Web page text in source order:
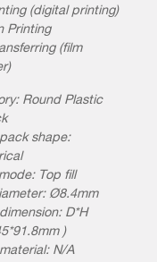
(digital printing)
Printing
(film
Round Plastic
shape:
Top fill
Ø8.4mm
D*H
)
N/A